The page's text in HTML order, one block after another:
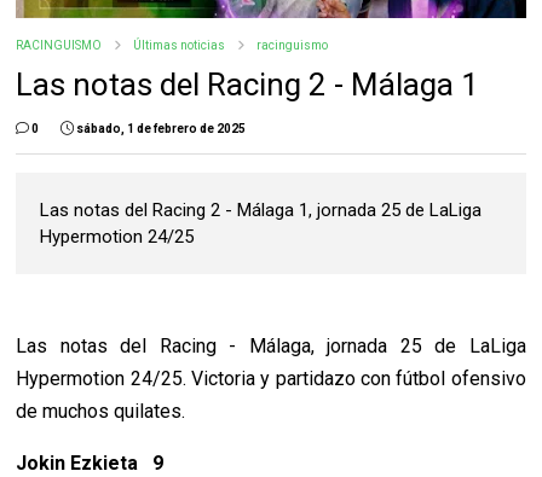
RACINGUISMO Últimas noticias racinguismo
Las notas del Racing 2 - Málaga 1
0 sábado, 1 de febrero de 2025
Las notas del Racing 2 - Málaga 1, jornada 25 de LaLiga
Hypermotion 24/25
Las notas del Racing - Málaga, jornada 25 de LaLiga
Hypermotion 24/25. Victoria y partidazo con fútbol ofensivo
de muchos quilates.
Jokin Ezkieta 9